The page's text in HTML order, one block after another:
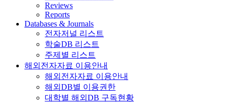
Reviews
Reports
Databases & Journals
전자저널 리스트
학술DB 리스트
주제별 리스트
해외전자자료 이용안내
해외전자자료 이용안내
해외DB별 이용권한
대학별 해외DB 구독현황